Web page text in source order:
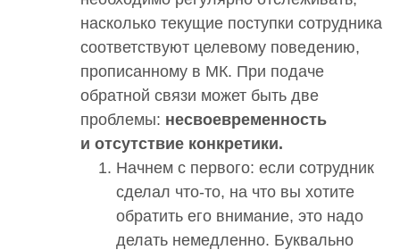
насколько текущие поступки сотрудника
соответствуют целевому поведению,
прописанному в МК. При подаче
обратной связи может быть две
проблемы: несвоевременность
и отсутствие конкретики.
Начнем с первого: если сотрудник
сделал что-то, на что вы хотите
обратить его внимание, это надо
делать немедленно. Буквально